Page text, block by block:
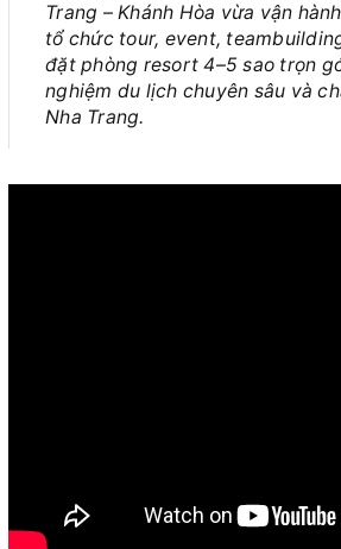
Trang – Khánh Hòa vừa vận
tổ chức tour, event,
đặt phòng resort 4–5 sao trọn
nghiệm du lịch chuyên sâu và
Nha Trang.